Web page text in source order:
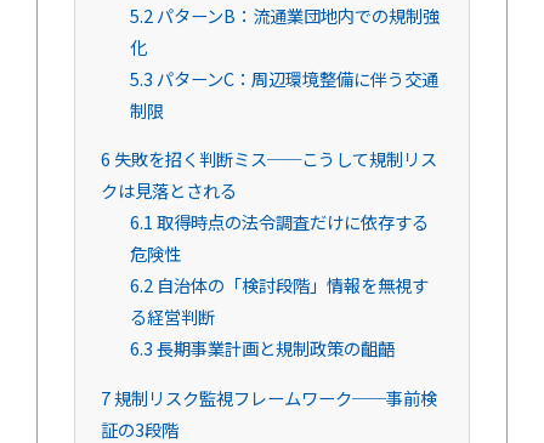
5.2パターンB：流通業団地内での規制強
化
5.3 パターンC：周辺環境整備に伴う交通
制限
6 失敗を招く判断ミス──こうして規制リス
クは見落とされる
6.1取得時点の法令調査だけに依存する
危険性
6.2 自治体の「検討段階」情報を無視す
る経営判断
6.3長期事業計画と規制政策の齟齬
7規制リスク監視フレームワーク──事前検
証の3段階